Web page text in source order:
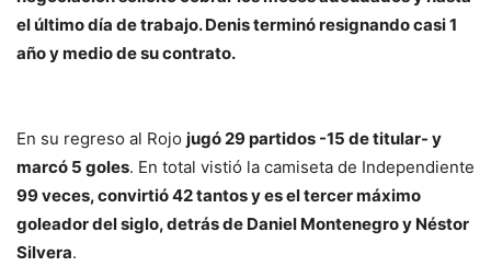
el último día de trabajo. Denis terminó resignando casi 1
año y medio de su contrato.
En su regreso al Rojo jugó 29 partidos -15 de titular- y
marcó 5 goles. En total vistió la camiseta de Independiente
99 veces, convirtió 42 tantos y es el tercer máximo
goleador del siglo, detrás de Daniel Montenegro y Néstor
Silvera.